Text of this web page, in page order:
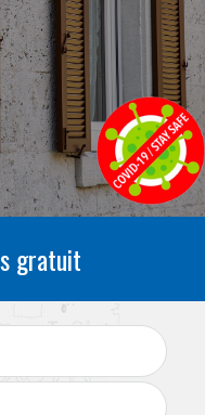
gratuit